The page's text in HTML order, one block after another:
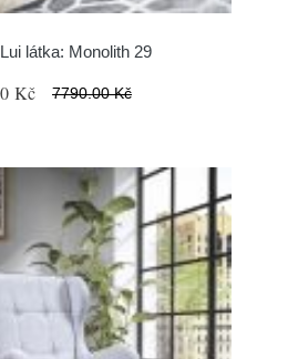
látka: Monolith 29
Kč 7790.00 Kč